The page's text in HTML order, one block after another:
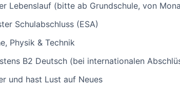
Lebenslauf (bitte ab Grundschule, von
Schulabschluss (ESA)
Physik & Technik
B2 Deutsch (bei internationalen
und hast Lust auf Neues